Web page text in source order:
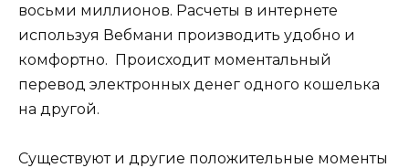
восьми миллионов. Расчеты в интернете
используя Вебмани производить удобно и
комфортно. Происходит моментальный
перевод электронных денег одного кошелька
на другой.
Существуют и другие положительные моменты